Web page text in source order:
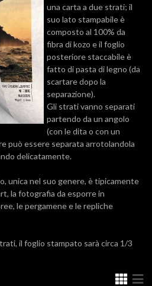
una carta a due strati; il
suo lato stampabile è
composto al 100% da
fibra di kozo e il foglio
posteriore staccabile è
fatto di pasta di legno (da
scartare dopo la
separazione).
Gli strati vanno separati
partendo da un angolo
(con le dita o con un
può essere separata arrotolandola
delicatamente.
unica nel suo genere, è tipicamente
la fotografia da esporre in
le pergamene e le repliche
il foglio stampato sarà circa 1/3